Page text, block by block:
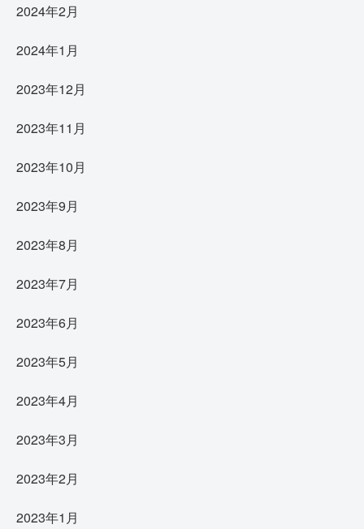
2024年2月
2024年1月
2023年12月
2023年11月
2023年10月
2023年9月
2023年8月
2023年7月
2023年6月
2023年5月
2023年4月
2023年3月
2023年2月
2023年1月